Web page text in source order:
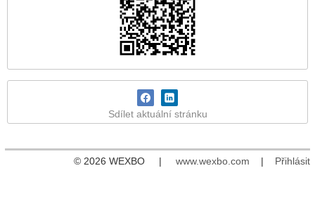
Sdílet aktuální stránku
© 2026 WEXBO | www.wexbo.com | Přihlásit